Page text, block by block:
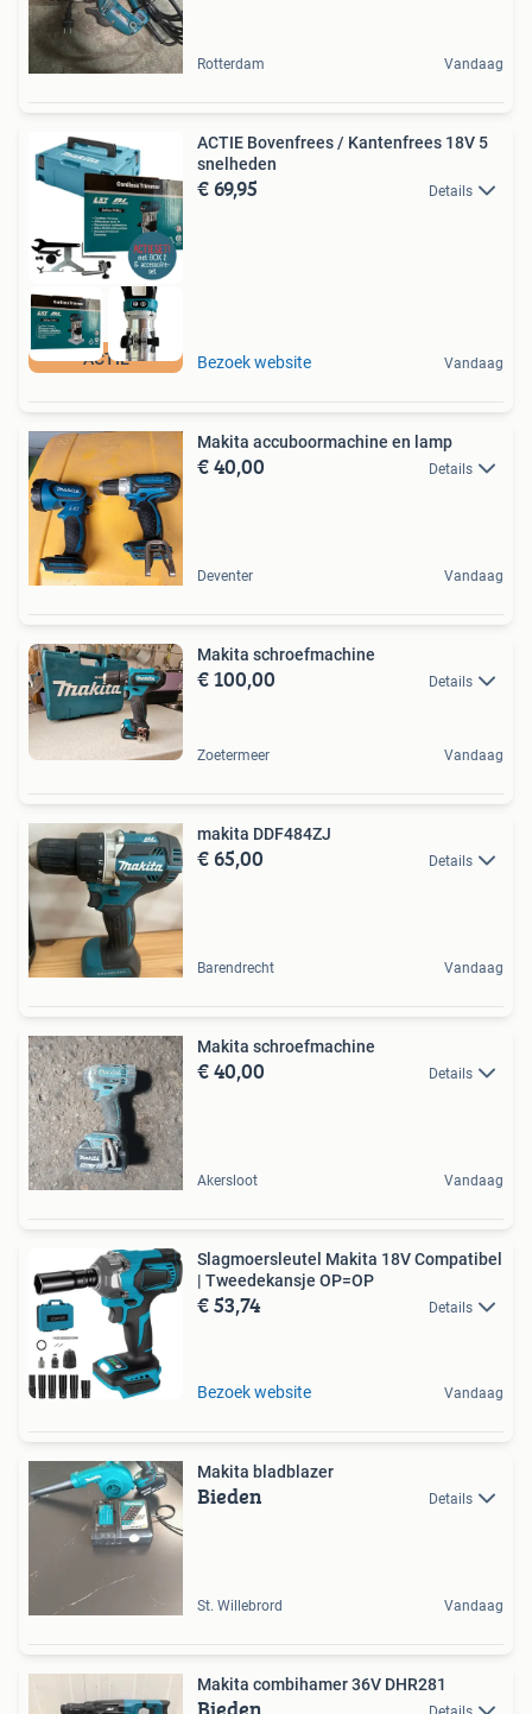
Rotterdam Vandaag
ACTIE
ACTIE Bovenfrees / Kantenfrees 18V 5
snelheden
€ 69,95 Details
Bezoek website Vandaag
Makita accuboormachine en lamp
€ 40,00 Details
Deventer Vandaag
Makita schroefmachine
€ 100,00 Details
Zoetermeer Vandaag
makita DDF484ZJ
€ 65,00 Details
Barendrecht Vandaag
Makita schroefmachine
€ 40,00 Details
Akersloot Vandaag
Slagmoersleutel Makita 18V Compatibel
| Tweedekansje OP=OP
€ 53,74 Details
Bezoek website Vandaag
Makita bladblazer
Bieden Details
St. Willebrord Vandaag
Makita combihamer 36V DHR281